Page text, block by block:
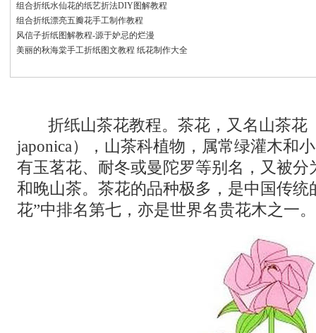
组合折纸水仙花的纸艺折法DIY图解教程
组合折纸漂亮五瓣花手工制作教程
风信子折纸图解教程-源于妒忌的烂漫
美丽的秋海棠手工折纸图文教程 纸花制作大全
折纸山茶花教程。茶花，又名山茶花
japonica），山茶科植物，属常绿灌木和
有玉茗花、耐冬或曼陀罗等别名，又被分
和晚山茶。茶花的品种极多，是中国传统
花”中排名第七，亦是世界名贵花木之一。